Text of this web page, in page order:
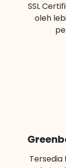
SSL
oleh